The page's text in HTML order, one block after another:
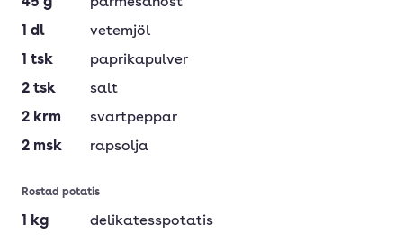
1 dl
vetemjöl
1 tsk
paprikapulver
2 tsk
salt
2 krm
svartpeppar
2 msk rapsolja
Rostad potatis
1 kg
delikatesspotatis